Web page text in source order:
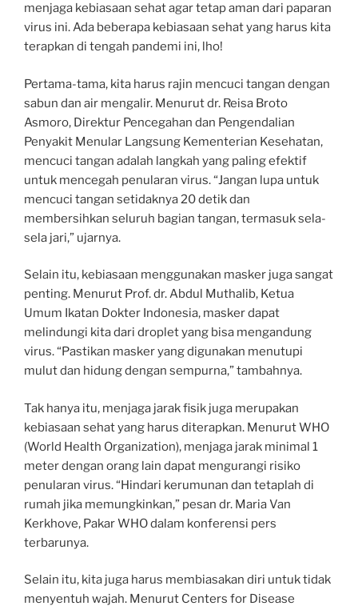
menjaga kebiasaan sehat agar tetap aman dari paparan
virus ini. Ada beberapa kebiasaan sehat yang harus kita
terapkan di tengah pandemi ini, lho!
Pertama-tama, kita harus rajin mencuci tangan dengan
sabun dan air mengalir. Menurut dr. Reisa Broto
Asmoro, Direktur Pencegahan dan Pengendalian
Penyakit Menular Langsung Kementerian Kesehatan,
mencuci tangan adalah langkah yang paling efektif
untuk mencegah penularan virus. “Jangan lupa untuk
mencuci tangan setidaknya 20 detik dan
membersihkan seluruh bagian tangan, termasuk sela-
sela jari,” ujarnya.
Selain itu, kebiasaan menggunakan masker juga sangat
penting. Menurut Prof. dr. Abdul Muthalib, Ketua
Umum Ikatan Dokter Indonesia, masker dapat
melindungi kita dari droplet yang bisa mengandung
virus. “Pastikan masker yang digunakan menutupi
mulut dan hidung dengan sempurna,” tambahnya.
Tak hanya itu, menjaga jarak fisik juga merupakan
kebiasaan sehat yang harus diterapkan. Menurut WHO
(World Health Organization), menjaga jarak minimal 1
meter dengan orang lain dapat mengurangi risiko
penularan virus. “Hindari kerumunan dan tetaplah di
rumah jika memungkinkan,” pesan dr. Maria Van
Kerkhove, Pakar WHO dalam konferensi pers
terbarunya.
Selain itu, kita juga harus membiasakan diri untuk tidak
menyentuh wajah. Menurut Centers for Disease